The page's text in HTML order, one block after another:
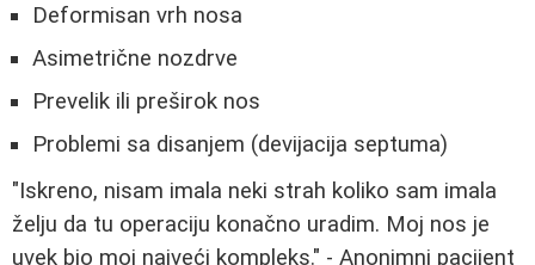
Deformisan vrh nosa
Asimetrične nozdrve
Prevelik ili preširok nos
Problemi sa disanjem (devijacija septuma)
"Iskreno, nisam imala neki strah koliko sam imala
želju da tu operaciju konačno uradim. Moj nos je
uvek bio moj najveći kompleks." - Anonimni pacijent